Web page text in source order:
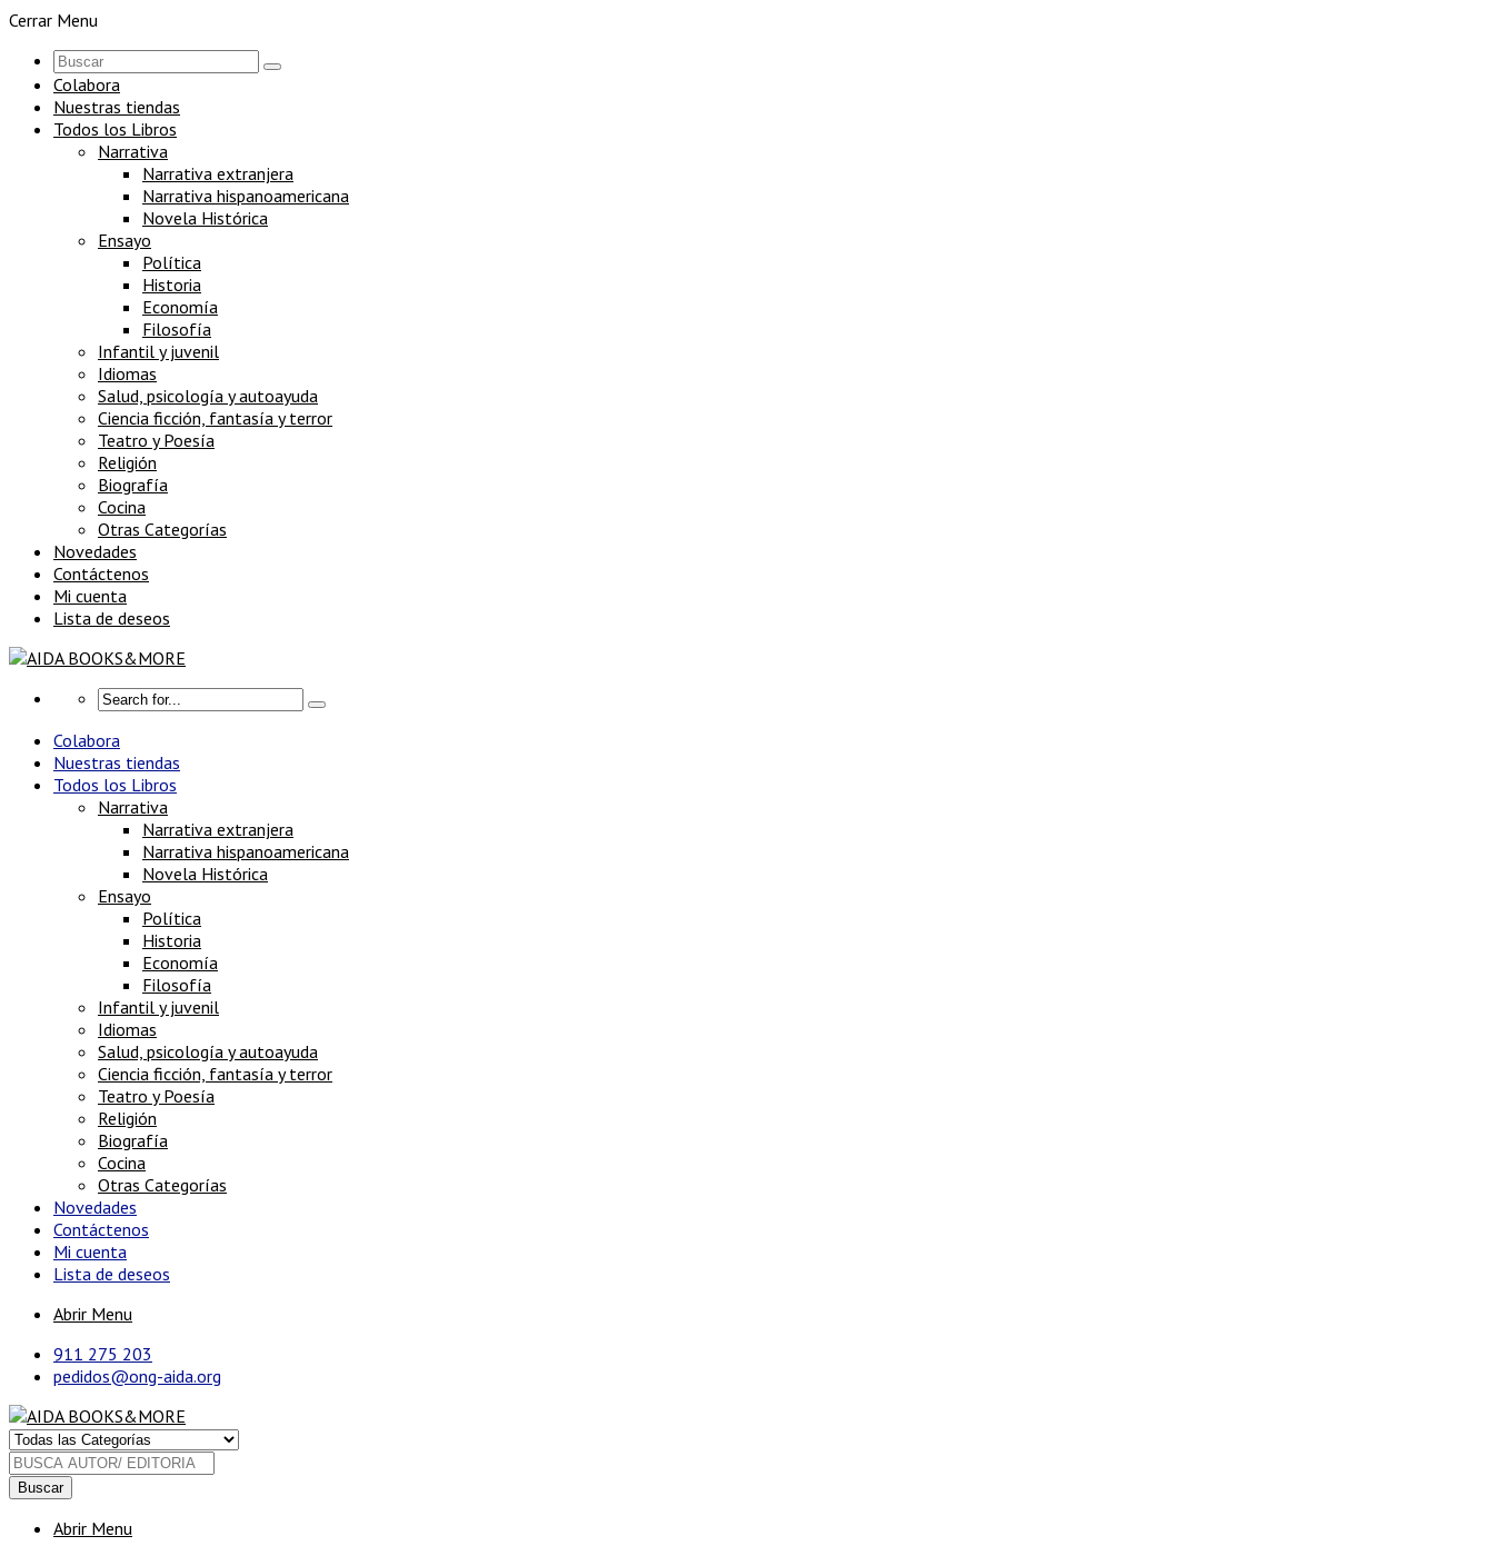
Cerrar Menu
Colabora
Nuestras tiendas
Todos los Libros
Narrativa
Narrativa extranjera
Narrativa hispanoamericana
Novela Histórica
Ensayo
Política
Historia
Economía
Filosofía
Infantil y juvenil
Idiomas
Salud, psicología y autoayuda
Ciencia ficción, fantasía y terror
Teatro y Poesía
Religión
Biografía
Cocina
Otras Categorías
Novedades
Contáctenos
Mi cuenta
Lista de deseos
Colabora
Nuestras tiendas
Todos los Libros
Narrativa
Narrativa extranjera
Narrativa hispanoamericana
Novela Histórica
Ensayo
Política
Historia
Economía
Filosofía
Infantil y juvenil
Idiomas
Salud, psicología y autoayuda
Ciencia ficción, fantasía y terror
Teatro y Poesía
Religión
Biografía
Cocina
Otras Categorías
Novedades
Contáctenos
Mi cuenta
Lista de deseos
Abrir Menu
911 275 203
pedidos@ong-aida.org
Buscar
Abrir Menu